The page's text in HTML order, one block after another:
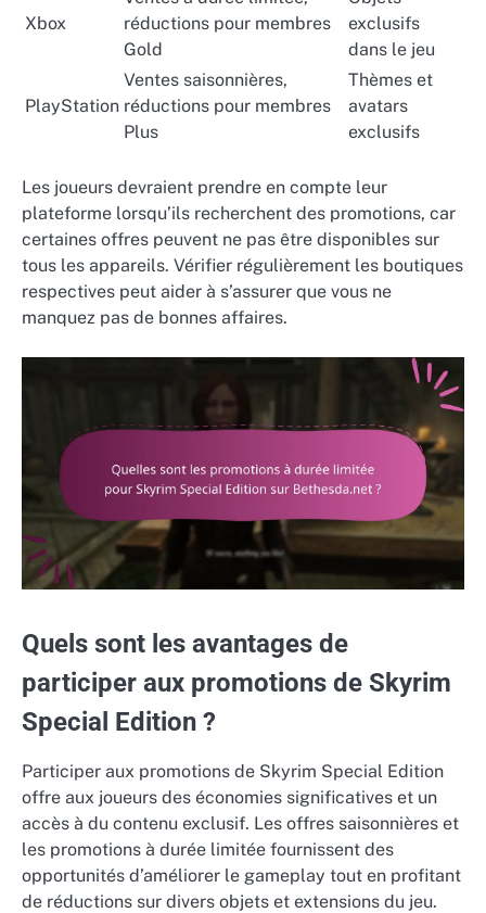
Xbox
réductions pour membres
Gold
exclusifs
dans le jeu
PlayStation
Ventes saisonnières,
réductions pour membres
Plus
Thèmes et
avatars
exclusifs
Les joueurs devraient prendre en compte leur
plateforme lorsqu’ils recherchent des promotions, car
certaines offres peuvent ne pas être disponibles sur
tous les appareils. Vérifier régulièrement les boutiques
respectives peut aider à s’assurer que vous ne
manquez pas de bonnes affaires.
Quels sont les avantages de
participer aux promotions de Skyrim
Special Edition ?
Participer aux promotions de Skyrim Special Edition
offre aux joueurs des économies significatives et un
accès à du contenu exclusif. Les offres saisonnières et
les promotions à durée limitée fournissent des
opportunités d’améliorer le gameplay tout en profitant
de réductions sur divers objets et extensions du jeu.